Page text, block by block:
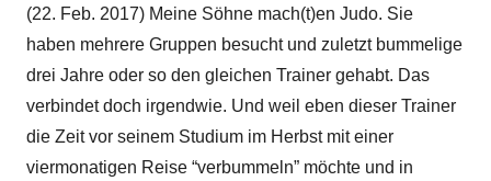
(22. Feb. 2017) Meine Söhne mach(t)en Judo. Sie
haben mehrere Gruppen besucht und zuletzt bummelige
drei Jahre oder so den gleichen Trainer gehabt. Das
verbindet doch irgendwie. Und weil eben dieser Trainer
die Zeit vor seinem Studium im Herbst mit einer
viermonatigen Reise “verbummeln” möchte und in